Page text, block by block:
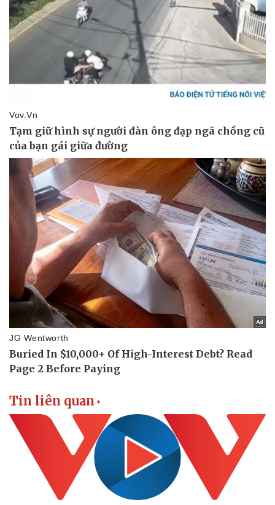
Doanh nghiệp
Thông tin doanh nghiệp
Doanh nghiệp 24h
Doanh nhân
Vì cộng đồng
Công nghệ
Sành điệu
Tin Công nghệ
Trải nghiệm
Chuyển đổi số
Tin liên quan